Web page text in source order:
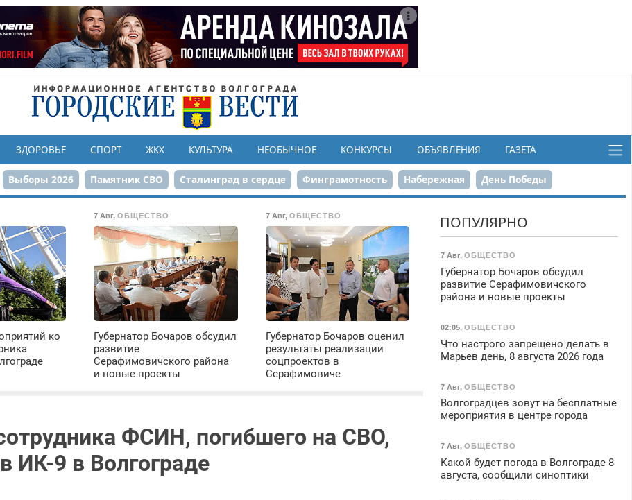
ЗДОРОВЬЕ СПОРТ ЖКХ КУЛЬТУРА НЕОБЫЧНОЕ КОНКУРСЫ ОБЪЯВЛЕНИЯ ГАЗЕТА
Выборы 2026 Памятник СВО Сталинград в сердце Финграмотность Набережная День Победы
ЦПКиО 80-летие Победы Парк Героев-летчиков
ко
7 Авг,ОБЩЕСТВО
Губернатор Бочаров обсудил
развитие
Серафимовичского района
и новые проекты
7 Авг, ОБЩЕСТВО
Губернатор Бочаров оценил
результаты реализации
соцпроектов в
Серафимовиче
ФСИН, погибшего на СВО,
ИК-9 в Волгограде
ПОПУЛЯРНО
7 Авг, ОБЩЕСТВО
Губернатор Бочаров обсудил
развитие Серафимовичского
района и новые проекты
02:05, ОБЩЕСТВО
Что настрого запрещено делать в
Марьев день, 8 августа 2026 года
7 Авг, ОБЩЕСТВО
Волгоградцев зовут на бесплатные
мероприятия в центре города
7 Авг, ОБЩЕСТВО
Какой будет погода в Волгограде 8
августа, сообщили синоптики